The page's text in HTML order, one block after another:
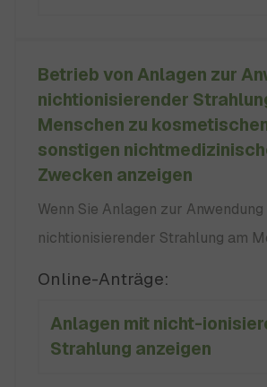
Betrieb von Anlagen zur
nichtionisierender
Menschen zu
sonstigen
Zwecken anzeigen
Wenn Sie Anlagen zur Anwendung
nichtionisierender Strahlung am
Sie dies bei der zuständigen
Zu den betroffenen Geräten
Online-Anträge:
Anlagen mit nicht-
Strahlung anzeigen